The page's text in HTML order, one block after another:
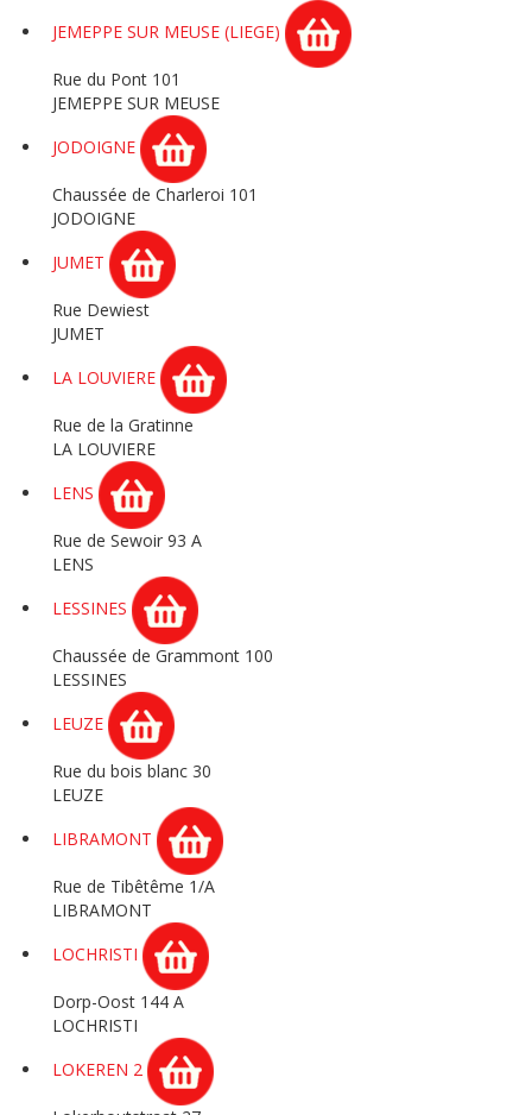
JEMEPPE SUR MEUSE (LIEGE)
Rue du Pont 101
JEMEPPE SUR MEUSE
JODOIGNE
Chaussée de Charleroi 101
JODOIGNE
JUMET
Rue Dewiest
JUMET
LA LOUVIERE
Rue de la Gratinne
LA LOUVIERE
LENS
Rue de Sewoir 93 A
LENS
LESSINES
Chaussée de Grammont 100
LESSINES
LEUZE
Rue du bois blanc 30
LEUZE
LIBRAMONT
Rue de Tibêtême 1/A
LIBRAMONT
LOCHRISTI
Dorp-Oost 144 A
LOCHRISTI
LOKEREN 2